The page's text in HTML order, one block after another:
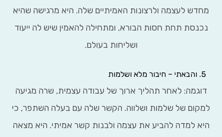
לעצמה ולרצונות האמיתיים שלה. היא מרגישה שהיא
תחת חסות הבורא, ומתחילה להאמין שיש לה ייעוד
ושליחות בעולם.
והבאתי – חיבור מלא ושלמות
לאחר תהליך ארוך של עבודה עצמית, שרה מגיעה
של שלמות ושלווה. הקשר שלה עם בעלה השתפר, כי
למדה להביע את עצמה ולבנות קשר אמיתי. היא מצאה